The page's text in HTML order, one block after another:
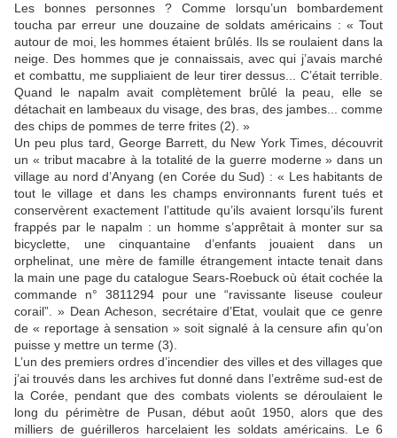
Les bonnes personnes ? Comme lorsqu’un bombardement
toucha par erreur une douzaine de soldats américains : « Tout
autour de moi, les hommes étaient brûlés. Ils se roulaient dans la
neige. Des hommes que je connaissais, avec qui j’avais marché
et combattu, me suppliaient de leur tirer dessus... C’était terrible.
Quand le napalm avait complètement brûlé la peau, elle se
détachait en lambeaux du visage, des bras, des jambes... comme
des chips de pommes de terre frites (2). »
Un peu plus tard, George Barrett, du New York Times, découvrit
un « tribut macabre à la totalité de la guerre moderne » dans un
village au nord d’Anyang (en Corée du Sud) : « Les habitants de
tout le village et dans les champs environnants furent tués et
conservèrent exactement l’attitude qu’ils avaient lorsqu’ils furent
frappés par le napalm : un homme s’apprêtait à monter sur sa
bicyclette, une cinquantaine d’enfants jouaient dans un
orphelinat, une mère de famille étrangement intacte tenait dans
la main une page du catalogue Sears-Roebuck où était cochée la
commande n° 3811294 pour une “ravissante liseuse couleur
corail”. » Dean Acheson, secrétaire d’Etat, voulait que ce genre
de « reportage à sensation » soit signalé à la censure afin qu’on
puisse y mettre un terme (3).
L’un des premiers ordres d’incendier des villes et des villages que
j’ai trouvés dans les archives fut donné dans l’extrême sud-est de
la Corée, pendant que des combats violents se déroulaient le
long du périmètre de Pusan, début août 1950, alors que des
milliers de guérilleros harcelaient les soldats américains. Le 6